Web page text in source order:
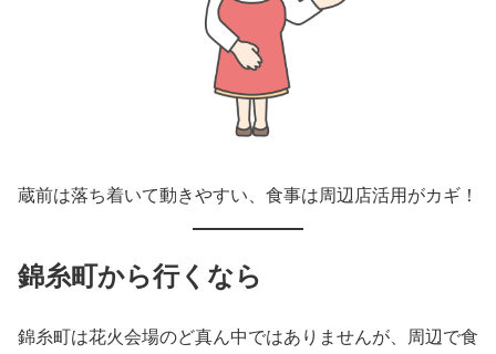
蔵前は落ち着いて動きやすい、食事は周辺店活用がカギ！
錦糸町から行くなら
錦糸町は花火会場のど真ん中ではありませんが、周辺で食